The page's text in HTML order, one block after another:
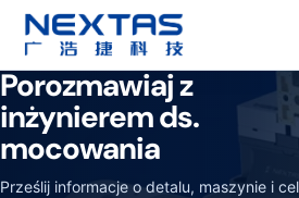
Porozmawiaj z
inżynierem ds.
mocowania
Prześlij informacje o detalu, maszynie i